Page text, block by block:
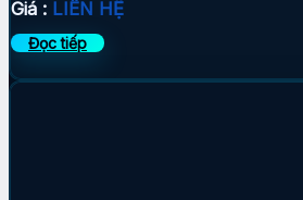
Giá : LIÊN HỆ
Đọc tiếp